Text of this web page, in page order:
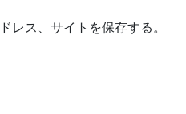
レス、サイトを保存する。